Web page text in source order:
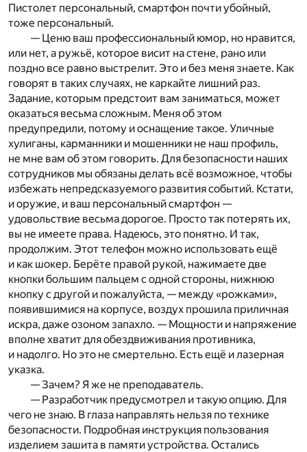
Пистолет персональный, смартфон почти убойный,
тоже персональный.
— Ценю ваш профессиональный юмор, но нравится,
или нет, а ружьё, которое висит на стене, рано или
поздно все равно выстрелит. Это и без меня знаете. Как
говорят в таких случаях, не каркайте лишний раз.
Задание, которым предстоит вам заниматься, может
оказаться весьма сложным. Меня об этом
предупредили, потому и оснащение такое. Уличные
хулиганы, карманники и мошенники не наш профиль,
не мне вам об этом говорить. Для безопасности наших
сотрудников мы обязаны делать всё возможное, чтобы
избежать непредсказуемого развития событий. Кстати,
и оружие, и ваш персональный смартфон —
удовольствие весьма дорогое. Просто так потерять их,
вы не имеете права. Надеюсь, это понятно. И так,
продолжим. Этот телефон можно использовать ещё
и как шокер. Берёте правой рукой, нажимаете две
кнопки большим пальцем с одной стороны, нижнюю
кнопку с другой и пожалуйста, — между «рожками»,
появившимися на корпусе, воздух прошила приличная
искра, даже озоном запахло. — Мощности и напряжение
вполне хватит для обездвиживания противника,
и надолго. Но это не смертельно. Есть ещё и лазерная
указка.
— Зачем? Я же не преподаватель.
— Разработчик предусмотрел и такую опцию. Для
чего не знаю. В глаза направлять нельзя по технике
безопасности. Подробная инструкция пользования
изделием зашита в памяти устройства. Остались